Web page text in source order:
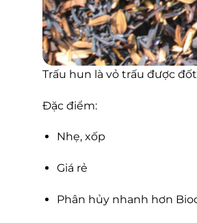
Trấu hun là vỏ trấu được
Đặc điểm:
Nhẹ, xốp
Giá rẻ
Phân hủy nhanh hơn